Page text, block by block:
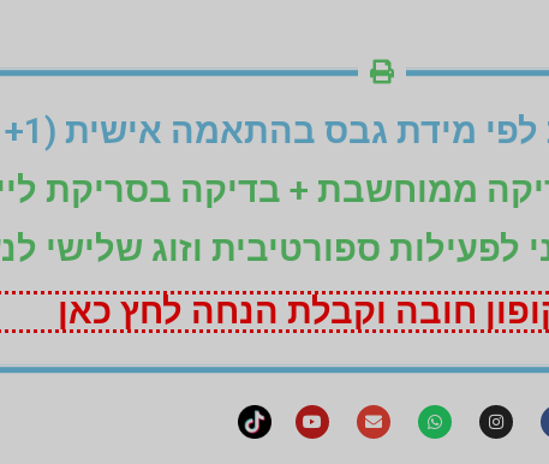
ממוחשבת + בדיקה בסריקת
לפעילות ספורטיבית וזוג שלישי
חובה וקבלת הנחה לחץ כאן